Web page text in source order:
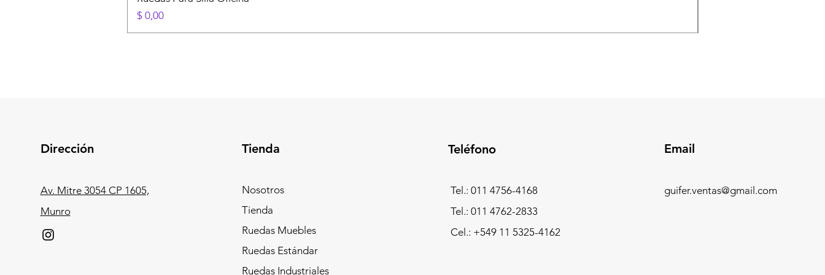
Precio
$ 0,00
Dirección
Av. Mitre 3054 CP 1605,
Munro
Tienda
Nosotros
Tienda
Ruedas Muebles
Ruedas Estándar
Ruedas Industriales
Teléfono
Tel.: 011 4756-4168
Tel.: 011 4762-2833
Cel.: +549 11 5325-4162
Email
guifer.ventas@gmail.com